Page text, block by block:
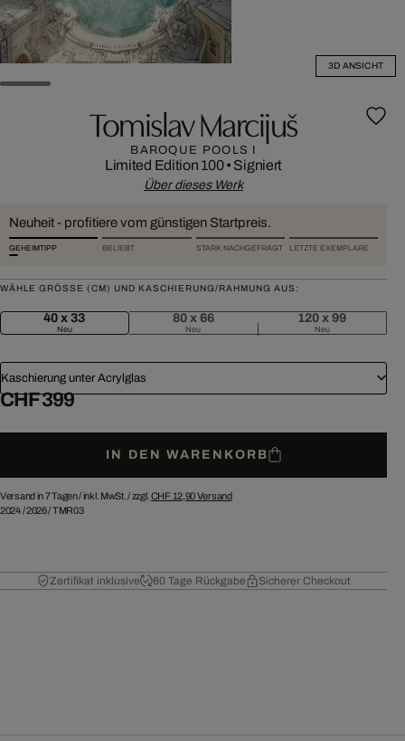
3D ANSICHT
Tomislav Marcijuš
BAROQUE POOLS I
Limited Edition 100• Signiert
Über dieses Werk
Neuheit - profitiere vom günstigen Startpreis.
GEHEIMTIPP BELIEBT STARK NACHGEFRAGT LETZTE EXEMPLARE
WÄHLE GRÖSSE (CM) UND KASCHIERUNG/RAHMUNG AUS:
40 x 33
Neu
80 x 66
Neu
120 x 99
Neu
Kaschierung unter Acrylglas
CHF 399
IN DEN WARENKORB
Versand in 7 Tagen /inkl. MwSt. / zzgl. CHF 12,90Versand
2024/2026/TMR03
Zertifikat inklusive 60 Tage Rückgabe Sicherer Checkout